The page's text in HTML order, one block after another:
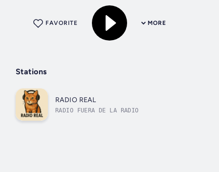
MORE
FAVORITE
Stations
RADIO REAL
RADIO FUERA DE LA RADIO